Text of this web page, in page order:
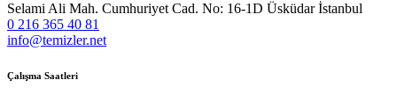
Selami Ali Mah. Cumhuriyet Cad. No: 16-1D Üsküdar İstanbul
0 216 365 40 81
info@temizler.net
Çalışma Saatleri